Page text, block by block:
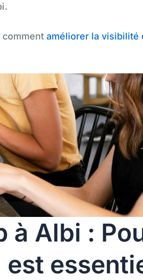
comment améliorer la visibilité
à Albi :
est